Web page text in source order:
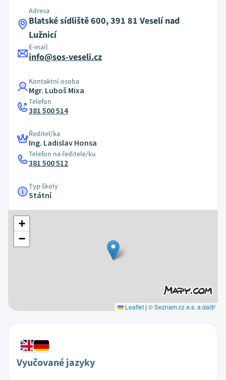
Adresa
Blatské sídliště 600, 391 81 Veselí nad
Lužnicí
E-mail
info@sos-veseli.cz
Kontaktní osoba
Mgr. Luboš Mixa
Telefon
381 500 514
Ředitel/ka
Ing. Ladislav Honsa
Telefon na ředitele/ku
381 500 512
Typ školy
Státní
+
−
Leaflet | © Seznam.cz a.s. a další
Vyučované jazyky